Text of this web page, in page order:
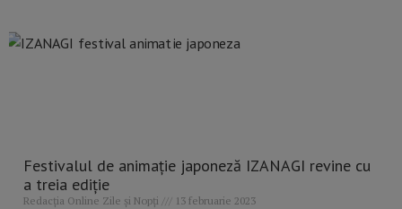
Festivalul de animație japoneză IZANAGI revine cu
a treia ediție
Redacția Online Zile și Nopți 13 februarie 2023